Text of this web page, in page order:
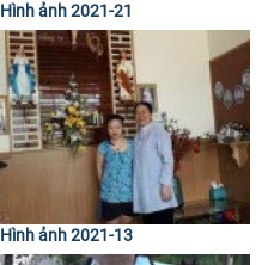
Hình ảnh 2021-21
Hình ảnh 2021-13